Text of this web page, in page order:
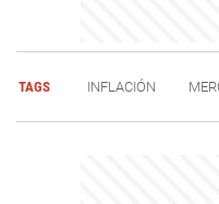
TAGS INFLACIÓN